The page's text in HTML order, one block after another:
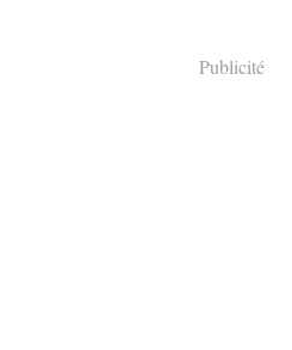
Publicité